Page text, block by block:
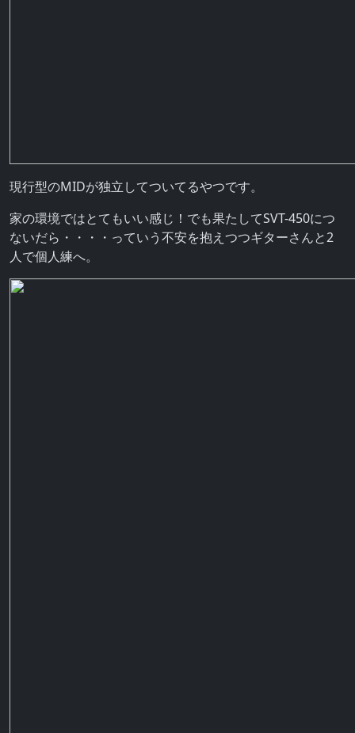
現行型のMIDが独立してついてるやつです。
家の環境ではとてもいい感じ！でも果たしてSVT-450につ
ないだら・・・・っていう不安を抱えつつギターさんと2
人で個人練へ。